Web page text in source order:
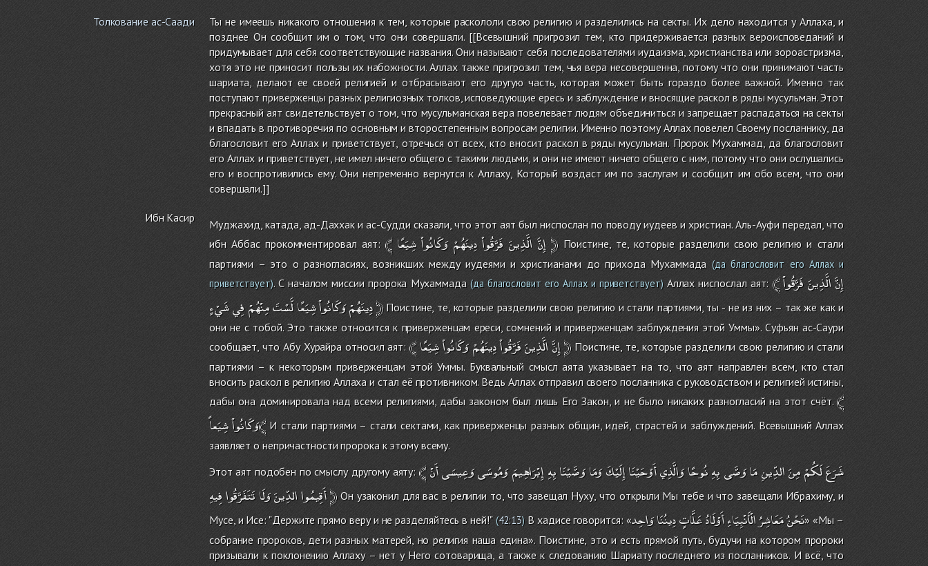
Толкование ас-Саади
Ты не имеешь никакого отношения к тем, которые раскололи свою религию и разделились на секты. Их дело находится у Аллаха, и
позднее Он сообщит им о том, что они совершали. [[Всевышний пригрозил тем, кто придерживается разных вероисповеданий и
придумывает для себя соответствующие названия. Они называют себя последователями иудаизма, христианства или зороастризма,
хотя это не приносит пользы их набожности. Аллах также пригрозил тем, чья вера несовершенна, потому что они принимают часть
шариата, делают ее своей религией и отбрасывают его другую часть, которая может быть гораздо более важной. Именно так
поступают приверженцы разных религиозных толков, исповедующие ересь и заблуждение и вносящие раскол в ряды мусульман. Этот
прекрасный аят свидетельствует о том, что мусульманская вера повелевает людям объединиться и запрещает распадаться на секты
и впадать в противоречия по основным и второстепенным вопросам религии. Именно поэтому Аллах повелел Своему посланнику, да
благословит его Аллах и приветствует, отречься от всех, кто вносит раскол в ряды мусульман. Пророк Мухаммад, да благословит
его Аллах и приветствует, не имел ничего общего с такими людьми, и они не имеют ничего общего с ним, потому что они ослушались
его и воспротивились ему. Они непременно вернутся к Аллаху, Который воздаст им по заслугам и сообщит им обо всем, что они
совершали.]]
Ибн Касир
Муджахид, катада, ад-Даххак и ас-Судди сказали, что этот аят был ниспослан по поводу иудеев и христиан. Аль-Ауфи передал, что
ибн Аббас прокомментировал аят: ﴾ إِنَّ الَّذِينَ فَرَّقُواْ دِينَهُمْ وَكَانُواْ شِيَعًا ﴿Поистине, те, которые разделили свою религию и стали
партиями – это о разногласиях, возникших между иудеями и христианами до прихода Мухаммада (да благословит его Аллах и
приветствует). С началом миссии пророка Мухаммада(да благословит его Аллах и приветствует)Аллах ниспослал аят: ﴾ إِنَّالَّذِينَفَرَّقُواْ
دِينَهُمْوَكَانُواْشِيَعًالَّسْتَمِنْهُمْفِيشَيْءٍ ﴿Поистине, те, которые разделили свою религию и стали партиями, ты - не из них – так же как и
они не с тобой. Это также относится к приверженцам ереси, сомнений и приверженцам заблуждения этой Уммы». Суфьян ас-Саури
сообщает, что Абу Хурайра относил аят:﴾ إِنَّالَّذِينَفَرَّقُواْدِينَهُمْوَكَانُواْشِيَعًا ﴿Поистине, те, которые разделили свою религию и стали
партиями – к некоторым приверженцам этой Уммы. Буквальный смысл аята указывает на то, что аят направлен всем, кто стал
вносить раскол в религию Аллаха и стал её противником. Ведь Аллах отправил своего посланника с руководством и религией истины,
дабы она доминировала над всеми религиями, дабы законом был лишь Его Закон, и не было никаких разногласий на этот счёт.﴾
وَكَانُواْشِيَعاً﴾И стали партиями – стали сектами, как приверженцы разных общин, идей, страстей и заблуждений. Всевышний Аллах
заявляет о непричастности пророка к этому всему.
Этот аят подобен по смыслу другому аяту: ﴾ شَرَعَلَكُمْمِنَالدِّينِمَاوَصَّىبِهِنُوحًاوَالَّذِيأَوْحَيْنَاإِلَيْكَوَمَاوَصَّيْنَابِهِإِبْرَاهِيمَوَمُوسَىوَعِيسَىأَنْ
أَقِيمُواالدِّينَوَلَاتَتَفَرَّقُوافِيهِ ﴿Он узаконил для вас в религии то, что завещал Нуху, что открыли Мы тебе и что завещали Ибрахиму, и
Мусе, и Исе: "Держите прямо веру и не разделяйтесь в ней!"(42:13) В хадисе говорится: « نَحْنُمَعَاشِرُالْأَنْبِيَاءِأَوْلَادُعَلَّاتٍدِينُنَاوَاحِد
» «Мы –
собрание пророков, дети разных матерей, но религия наша едина». Поистине, это и есть прямой путь, будучи на котором пророки
призывали к поклонению Аллаху – нет у Него сотоварища, а также к следованию Шариату последнего из посланников. И всё, что